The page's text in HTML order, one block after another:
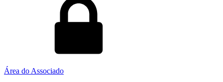
Área do Associado